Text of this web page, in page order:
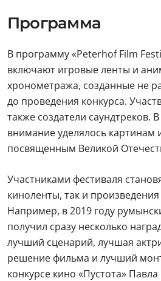
Программа
В программу «Peterhof Film
включают игровые ленты и
хронометража, созданные не
до проведения конкурса.
также создатели саундтреков.
внимание уделялось картинам
посвященным Великой
Участниками фестиваля
киноленты, так и
Например, в 2019 году
получил сразу несколько
лучший сценарий, лучшая
решение фильма и лучший
конкурсе кино «Пустота»